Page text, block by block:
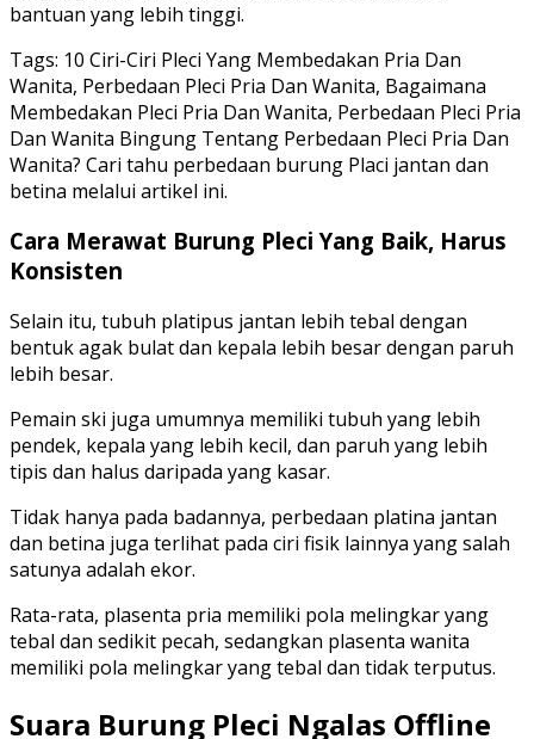
bantuan yang lebih tinggi.
Tags: 10 Ciri-Ciri Pleci Yang Membedakan Pria Dan
Wanita, Perbedaan Pleci Pria Dan Wanita, Bagaimana
Membedakan Pleci Pria Dan Wanita, Perbedaan Pleci Pria
Dan Wanita Bingung Tentang Perbedaan Pleci Pria Dan
Wanita? Cari tahu perbedaan burung Placi jantan dan
betina melalui artikel ini.
Cara Merawat Burung Pleci Yang Baik, Harus
Konsisten
Selain itu, tubuh platipus jantan lebih tebal dengan
bentuk agak bulat dan kepala lebih besar dengan paruh
lebih besar.
Pemain ski juga umumnya memiliki tubuh yang lebih
pendek, kepala yang lebih kecil, dan paruh yang lebih
tipis dan halus daripada yang kasar.
Tidak hanya pada badannya, perbedaan platina jantan
dan betina juga terlihat pada ciri fisik lainnya yang salah
satunya adalah ekor.
Rata-rata, plasenta pria memiliki pola melingkar yang
tebal dan sedikit pecah, sedangkan plasenta wanita
memiliki pola melingkar yang tebal dan tidak terputus.
Suara Burung Pleci Ngalas Offline